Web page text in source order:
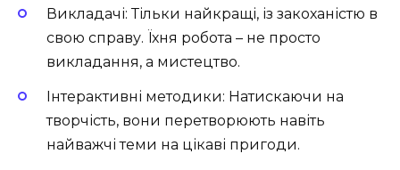
Викладачі: Тільки найкращі, із закоханістю в
свою справу. Їхня робота – не просто
викладання, а мистецтво.
Інтерактивні методики: Натискаючи на
творчість, вони перетворюють навіть
найважчі теми на цікаві пригоди.